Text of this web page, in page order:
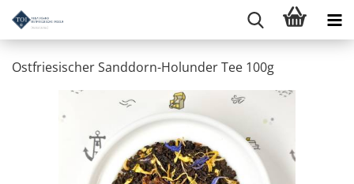
Ostfriesischer Sanddorn-Holunder Tee 100g